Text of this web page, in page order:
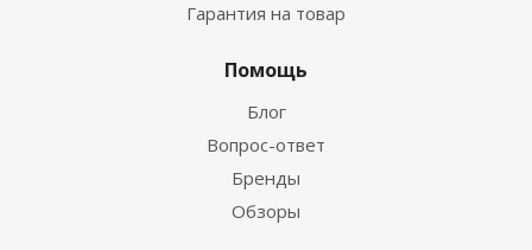
Гарантия на товар
Помощь
Блог
Вопрос-ответ
Бренды
Обзоры